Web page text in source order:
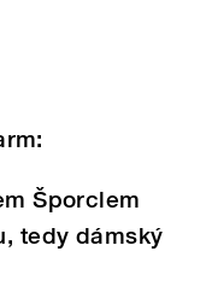
Šporclem
tedy dámský